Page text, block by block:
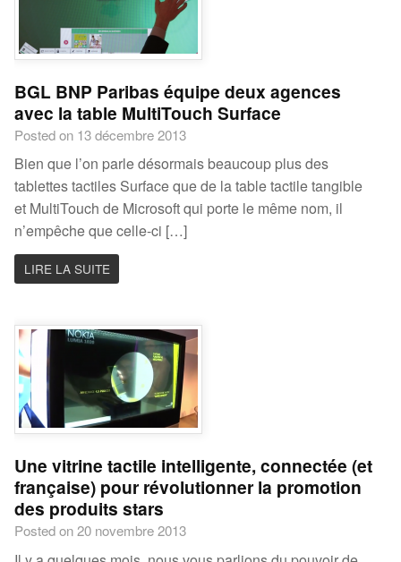
BGL BNP Paribas équipe deux agences
avec la table MultiTouch Surface
Posted on 13 décembre 2013
Bien que l’on parle désormais beaucoup plus des
tablettes tactiles Surface que de la table tactile tangible
et MultiTouch de Microsoft qui porte le même nom, il
n’empêche que celle-ci […]
LIRE LA SUITE
Une vitrine tactile intelligente, connectée (et
française) pour révolutionner la promotion
des produits stars
Posted on 20 novembre 2013